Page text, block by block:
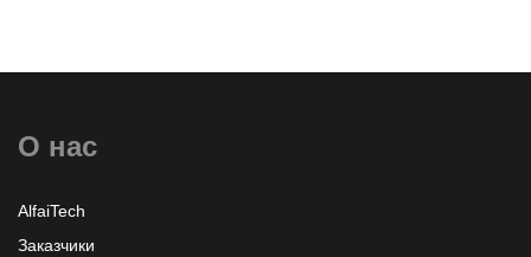
О нас
AlfaiTech
Заказчики